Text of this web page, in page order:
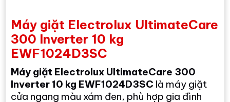
Máy giặt Electrolux UltimateCare
300 Inverter 10 kg
EWF1024D3SC
Máy giặt Electrolux UltimateCare 300
Inverter 10 kg EWF1024D3SC là máy giặt
cửa ngang màu xám đen, phù hợp gia đình